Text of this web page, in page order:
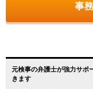
事
元検事の弁護士が強力サポ
きます